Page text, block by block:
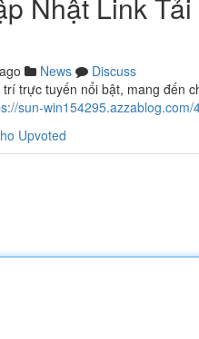
News
Discuss
trực tuyến nổi bật, mang đến
sun-
Upvoted